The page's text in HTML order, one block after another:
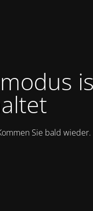
Sie bald wieder.